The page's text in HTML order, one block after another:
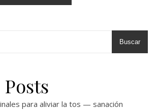
Buscar
para aliviar la tos — sanación